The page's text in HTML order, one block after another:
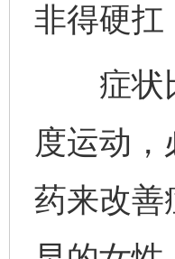
非得硬扛
症状比
度运动
药来改善